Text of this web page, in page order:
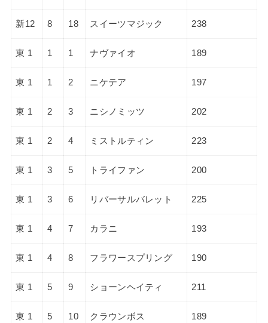
新12 8 18 スイーツマジック 238
東 1 1 1 ナヴァイオ 189
東 1 1 2 ニケテア 197
東 1 2 3 ニシノミッツ 202
東 1 2 4 ミストルティン 223
東 1 3 5 トライファン 200
東 1 3 6 リバーサルバレット 225
東 1 4 7 カラニ 193
東 1 4 8 フラワースプリング 190
東 1 5 9 ショーンヘイティ 211
東 1 5 10 クラウンボス 189